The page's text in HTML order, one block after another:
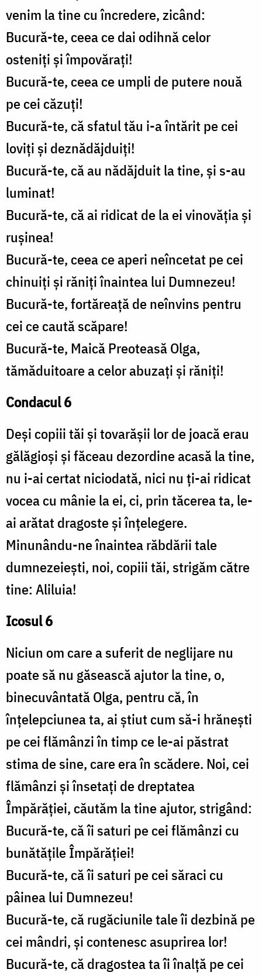
venim la tine cu încredere, zicând:
Bucură-te, ceea ce dai odihnă celor
osteniți și împovărați!
Bucură-te, ceea ce umpli de putere nouă
pe cei căzuți!
Bucură-te, că sfatul tău i-a întărit pe cei
loviți și deznădăjduiți!
Bucură-te, că au nădăjduit la tine, și s-au
luminat!
Bucură-te, că ai ridicat de la ei vinovăția și
rușinea!
Bucură-te, ceea ce aperi neîncetat pe cei
chinuiți și răniți înaintea lui Dumnezeu!
Bucură-te, fortăreață de neînvins pentru
cei ce caută scăpare!
Bucură-te, Maică Preoteasă Olga,
tămăduitoare a celor abuzați și răniți!
Condacul 6
Deși copiii tăi și tovarășii lor de joacă erau
gălăgioși și făceau dezordine acasă la tine,
nu i-ai certat niciodată, nici nu ți-ai ridicat
vocea cu mânie la ei, ci, prin tăcerea ta, le-
ai arătat dragoste și înțelegere.
Minunându-ne înaintea răbdării tale
dumnezeiești, noi, copiii tăi, strigăm către
tine: Aliluia!
Icosul 6
Niciun om care a suferit de neglijare nu
poate să nu găsească ajutor la tine, o,
binecuvântată Olga, pentru că, în
înțelepciunea ta, ai știut cum să-i hrănești
pe cei flămânzi în timp ce le-ai păstrat
stima de sine, care era în scădere. Noi, cei
flămânzi și însetați de dreptatea
Împărăției, căutăm la tine ajutor, strigând:
Bucură-te, că îi saturi pe cei flămânzi cu
bunătățile Împărăției!
Bucură-te, că îi saturi pe cei săraci cu
pâinea lui Dumnezeu!
Bucură-te, că rugăciunile tale îi dezbină pe
cei mândri, și contenesc asuprirea lor!
Bucură-te, că dragostea ta îi înalță pe cei